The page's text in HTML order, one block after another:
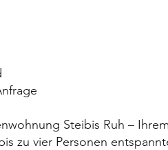
Steibis Ruh –
zu vier Personen